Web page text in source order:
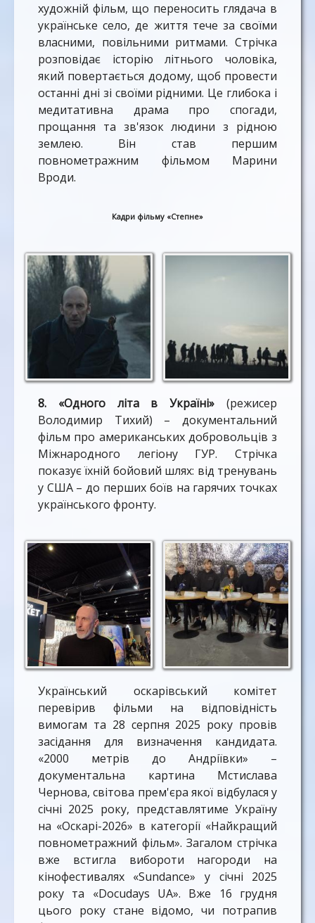
художній фільм, що переносить глядача в
українське село, де життя тече за своїми
власними, повільними ритмами. Стрічка
розповідає історію літнього чоловіка,
який повертається додому, щоб провести
останні дні зі своїми рідними. Це глибока і
медитативна драма про спогади,
прощання та зв'язок людини з рідною
землею. Він став першим
повнометражним фільмом Марини
Вроди.
Кадри фільму «Степне»
8. «Одного літа в Україні» (режисер
Володимир Тихий) – документальний
фільм про американських добровольців з
Міжнародного легіону ГУР. Стрічка
показує їхній бойовий шлях: від тренувань
у США – до перших боїв на гарячих точках
українського фронту.
Український оскарівський комітет
перевірив фільми на відповідність
вимогам та 28 серпня 2025 року провів
засідання для визначення кандидата.
«2000 метрів до Андріївки» –
документальна картина Мстислава
Чернова, світова прем'єра якої відбулася у
січні 2025 року, представлятиме Україну
на «Оскарі-2026» в категорії «Найкращий
повнометражний фільм». Загалом стрічка
вже встигла вибороти нагороди на
кінофестивалях «Sundance» у січні 2025
року та «Docudays UA». Вже 16 грудня
цього року стане відомо, чи потрапив